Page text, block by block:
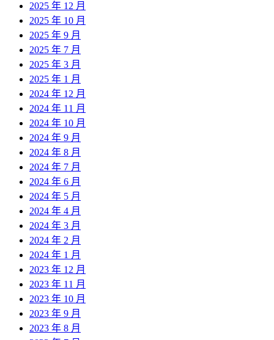
2025 年 12 月
2025 年 10 月
2025 年 9 月
2025 年 7 月
2025 年 3 月
2025 年 1 月
2024 年 12 月
2024 年 11 月
2024 年 10 月
2024 年 9 月
2024 年 8 月
2024 年 7 月
2024 年 6 月
2024 年 5 月
2024 年 4 月
2024 年 3 月
2024 年 2 月
2024 年 1 月
2023 年 12 月
2023 年 11 月
2023 年 10 月
2023 年 9 月
2023 年 8 月